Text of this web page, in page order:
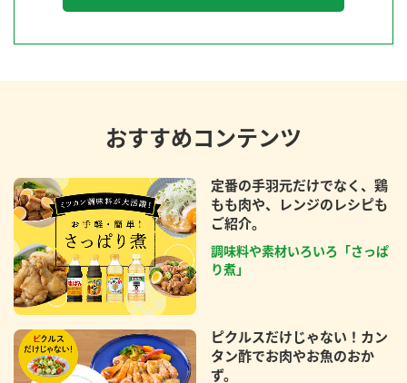
おすすめコンテンツ
定番の手羽元だけでなく、鶏
もも肉や、レンジのレシピも
ご紹介。
調味料や素材いろいろ「さっぱ
り煮」
ピクルスだけじゃない！カン
タン酢でお肉やお魚のおか
ず。